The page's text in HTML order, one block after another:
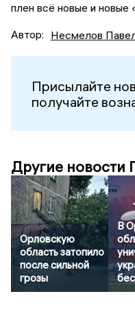
плен всё новые и новые
Автор: Несмелов
Присылайте
получайте
Другие новости
Орловскую
область затопило
после сильной
грозы
В